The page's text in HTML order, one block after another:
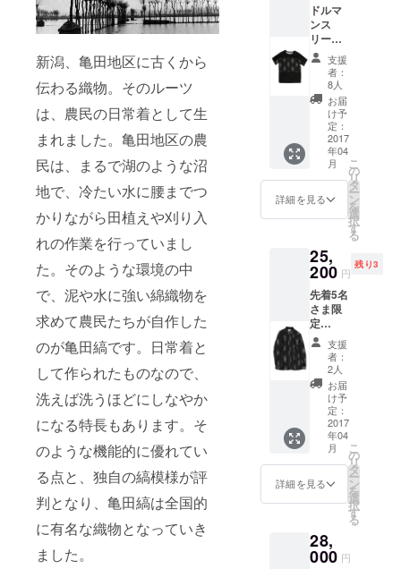
新潟、亀田地区に古くから
伝わる織物。そのルーツ
は、農民の日常着として生
まれました。亀田地区の農
民は、まるで湖のような沼
地で、冷たい水に腰までつ
かりながら田植えや刈り入
れの作業を行っていまし
た。そのような環境の中
で、泥や水に強い綿織物を
求めて農民たちが自作した
のが亀田縞です。日常着と
して作られたものなので、
洗えば洗うほどにしなやか
になる特長もあります。そ
のような機能的に優れてい
る点と、独自の縞模様が評
判となり、亀田縞は全国的
に有名な織物となっていき
ました。
ドルマ
ンス
リーブT
シャツ
(税込
み・送
料込み)
サイズ
はS・
M・Lか
らお選
びいた
だけま
す。
支援
者：
8人
お届
け予
定：
2017
年04
月
詳細を見る
こ
の
リ
タ
ー
ン
を
選
択
す
る
25,
200 円
残り3
先着5名
さま限
定
10%OF
F スタ
ンドカ
ラー
シャツ
(税込
み・送
料込み)
サイズ
はS・
M・Lか
らお選
びいた
す。
支援
者：
2人
お届
け予
定：
2017
年04
月
詳細を見る
こ
の
リ
タ
ー
ン
を
選
択
す
る
28,
000 円